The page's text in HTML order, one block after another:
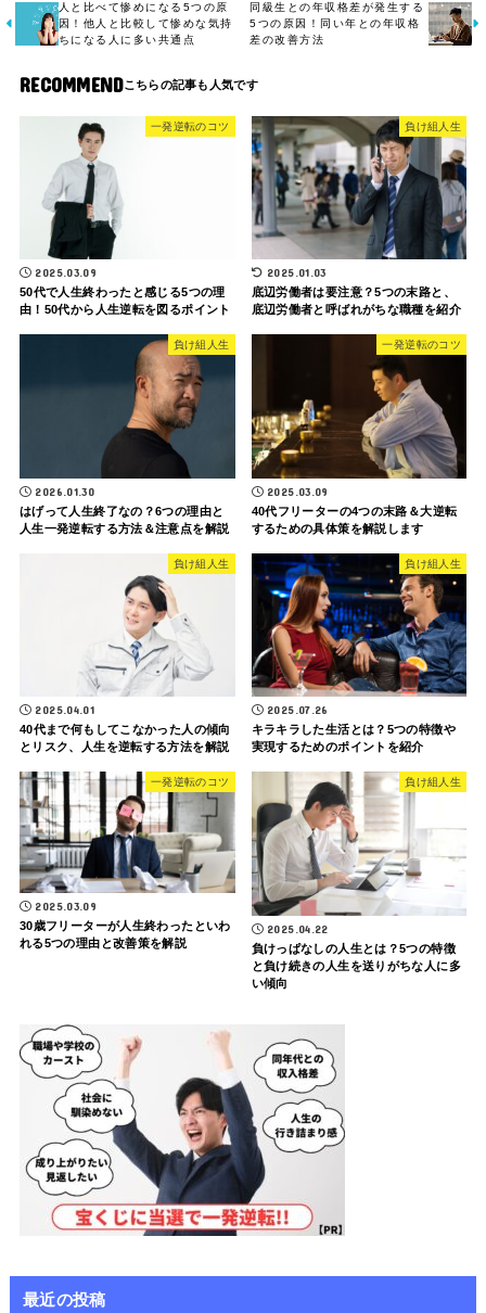
人と比べて惨めになる5つの原
因！他人と比較して惨めな気持
ちになる人に多い共通点
同級生との年収格差が発生する
5つの原因！同い年との年収格
差の改善方法
RECOMMEND
一発逆転のコツ
2025.03.09
50代で人生終わったと感じる5つの理
由！50代から人生逆転を図るポイント
負け組人生
2025.01.03
底辺労働者は要注意？5つの末路と、
底辺労働者と呼ばれがちな職種を紹介
負け組人生
2026.01.30
はげって人生終了なの？6つの理由と
人生一発逆転する方法＆注意点を解説
一発逆転のコツ
2025.03.09
40代フリーターの4つの末路＆大逆転
するための具体策を解説します
負け組人生
2025.04.01
40代まで何もしてこなかった人の傾向
とリスク、人生を逆転する方法を解説
負け組人生
2025.07.26
キラキラした生活とは？5つの特徴や
実現するためのポイントを紹介
一発逆転のコツ
2025.03.09
30歳フリーターが人生終わったといわ
れる5つの理由と改善策を解説
負け組人生
2025.04.22
負けっぱなしの人生とは？5つの特徴
と負け続きの人生を送りがちな人に多
い傾向
最近の投稿